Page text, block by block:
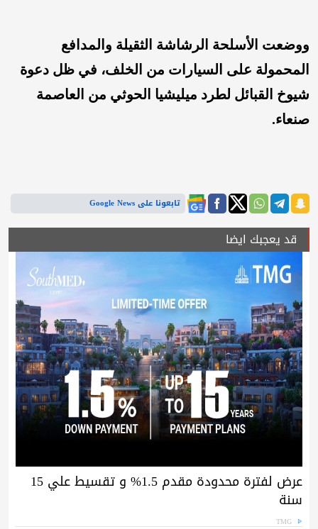
ووضعت الأسلحة الرشاشة الثقيلة والمدافع
المحمولة على السيارات من الخلف، في ظل دعوة
شيوخ القبائل لطرد ميليشيا الحوثي من العاصمة
صنعاء.
تابعونا على Google News
قد يعجبك ايضا
عرض لفترة محدودة مقدم 1.5% و تقسيط علي 15
سنة
TMG